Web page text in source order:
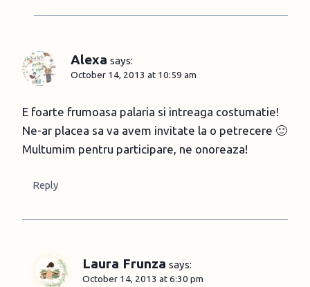
Alexa says:
October 14, 2013 at 10:59 am
E foarte frumoasa palaria si intreaga costumatie!
Ne-ar placea sa va avem invitate la o petrecere 🙂
Multumim pentru participare, ne onoreaza!
Reply
Laura Frunza says:
October 14, 2013 at 6:30 pm